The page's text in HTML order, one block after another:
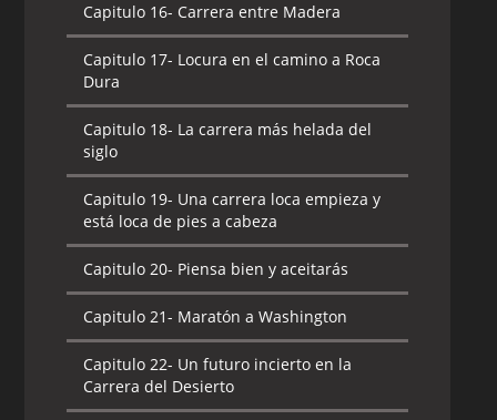
Capitulo 16- Carrera entre Madera
Capitulo 17- Locura en el camino a Roca
Dura
Capitulo 18- La carrera más helada del
siglo
Capitulo 19- Una carrera loca empieza y
está loca de pies a cabeza
Capitulo 20- Piensa bien y aceitarás
Capitulo 21- Maratón a Washington
Capitulo 22- Un futuro incierto en la
Carrera del Desierto